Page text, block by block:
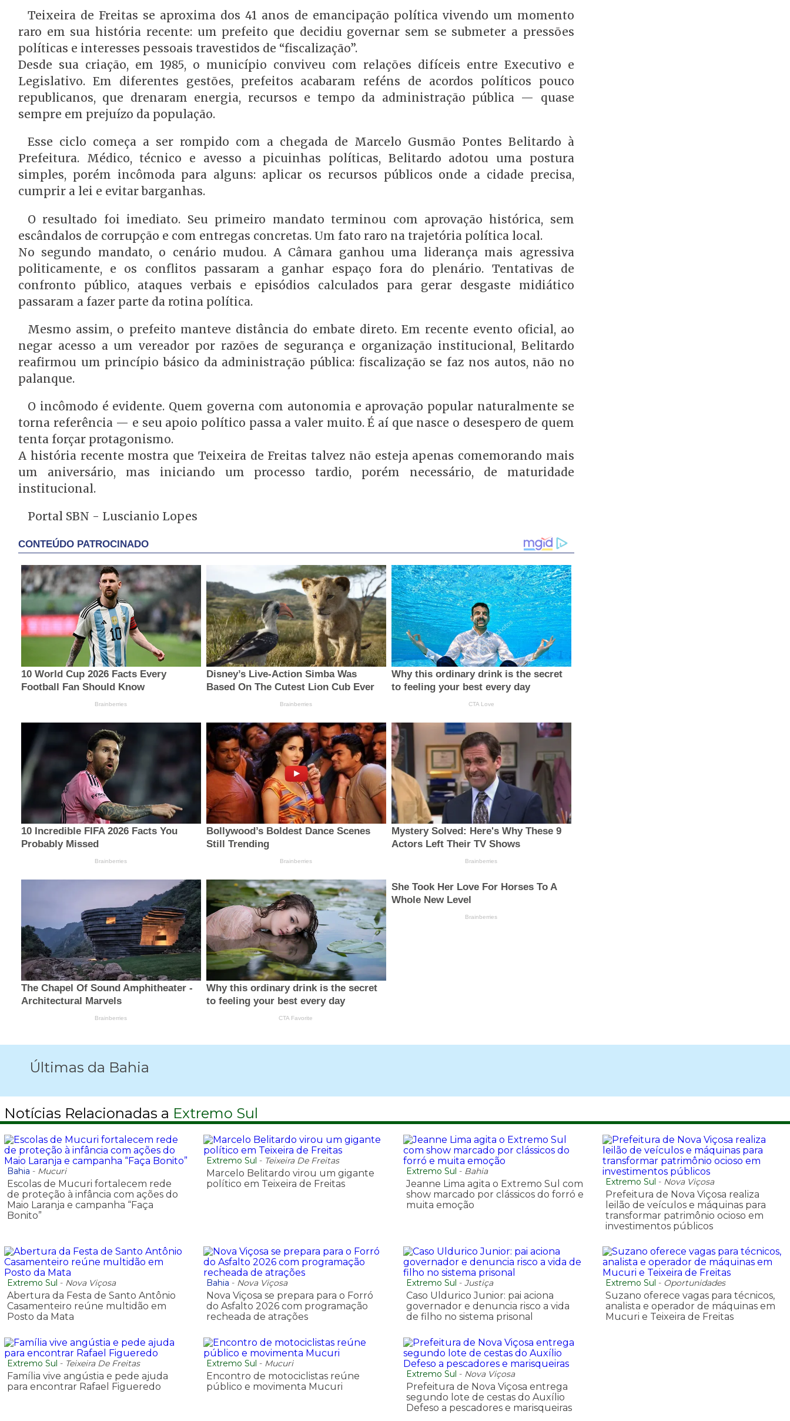
Teixeira de Freitas se aproxima dos 41 anos de emancipação política vivendo um momento
raro em sua história recente: um prefeito que decidiu governar sem se submeter a pressões
políticas e interesses pessoais travestidos de “fiscalização”.
Desde sua criação, em 1985, o município conviveu com relações difíceis entre Executivo e
Legislativo. Em diferentes gestões, prefeitos acabaram reféns de acordos políticos pouco
republicanos, que drenaram energia, recursos e tempo da administração pública — quase
sempre em prejuízo da população.
Esse ciclo começa a ser rompido com a chegada de Marcelo Gusmão Pontes Belitardo à
Prefeitura. Médico, técnico e avesso a picuinhas políticas, Belitardo adotou uma postura
simples, porém incômoda para alguns: aplicar os recursos públicos onde a cidade precisa,
cumprir a lei e evitar barganhas.
O resultado foi imediato. Seu primeiro mandato terminou com aprovação histórica, sem
escândalos de corrupção e com entregas concretas. Um fato raro na trajetória política local.
No segundo mandato, o cenário mudou. A Câmara ganhou uma liderança mais agressiva
politicamente, e os conflitos passaram a ganhar espaço fora do plenário. Tentativas de
confronto público, ataques verbais e episódios calculados para gerar desgaste midiático
passaram a fazer parte da rotina política.
Mesmo assim, o prefeito manteve distância do embate direto. Em recente evento oficial, ao
negar acesso a um vereador por razões de segurança e organização institucional, Belitardo
reafirmou um princípio básico da administração pública: fiscalização se faz nos autos, não no
palanque.
O incômodo é evidente. Quem governa com autonomia e aprovação popular naturalmente se
torna referência — e seu apoio político passa a valer muito. É aí que nasce o desespero de quem
tenta forçar protagonismo.
A história recente mostra que Teixeira de Freitas talvez não esteja apenas comemorando mais
um aniversário, mas iniciando um processo tardio, porém necessário, de maturidade
institucional.
Portal SBN - Luscianio Lopes
Últimas da Bahia
Notícias Relacionadas a Extremo Sul
Bahia - Mucuri
Escolas de Mucuri fortalecem rede
de proteção à infância com ações do
Maio Laranja e campanha “Faça
Bonito”
Extremo Sul - Teixeira De Freitas
Marcelo Belitardo virou um gigante
político em Teixeira de Freitas
Extremo Sul - Bahia
Jeanne Lima agita o Extremo Sul com
show marcado por clássicos do forró e
muita emoção
Extremo Sul - Nova Viçosa
Prefeitura de Nova Viçosa realiza
leilão de veículos e máquinas para
transformar patrimônio ocioso em
investimentos públicos
Extremo Sul - Nova Viçosa
Abertura da Festa de Santo Antônio
Casamenteiro reúne multidão em
Posto da Mata
Bahia - Nova Viçosa
Nova Viçosa se prepara para o Forró
do Asfalto 2026 com programação
recheada de atrações
Extremo Sul - Justiça
Caso Uldurico Junior: pai aciona
governador e denuncia risco a vida
de filho no sistema prisonal
Extremo Sul - Oportunidades
Suzano oferece vagas para técnicos,
analista e operador de máquinas em
Mucuri e Teixeira de Freitas
Extremo Sul - Teixeira De Freitas
Família vive angústia e pede ajuda
para encontrar Rafael Figueredo
Extremo Sul - Mucuri
Encontro de motociclistas reúne
público e movimenta Mucuri
Extremo Sul - Nova Viçosa
Prefeitura de Nova Viçosa entrega
segundo lote de cestas do Auxílio
Defeso a pescadores e marisqueiras